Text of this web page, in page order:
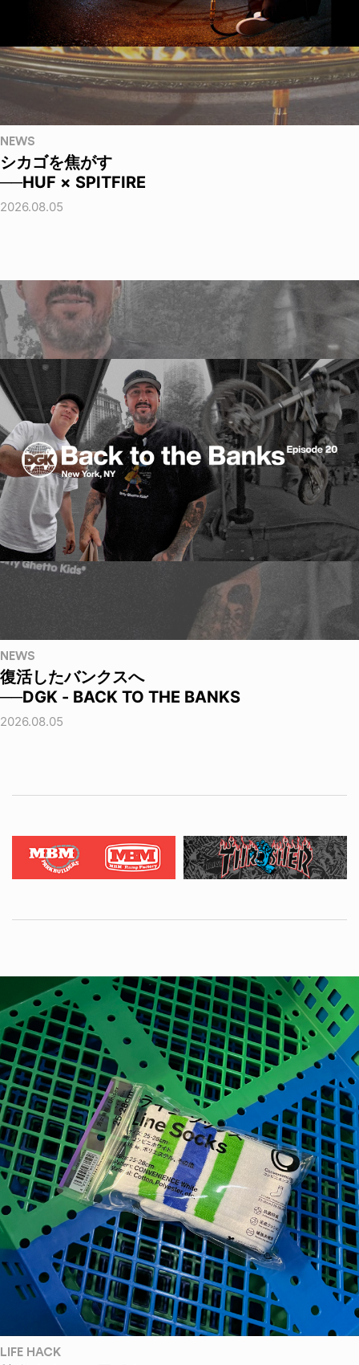
NEWS
シカゴを焦がす
──HUF × SPITFIRE
2026.08.05
NEWS
復活したバンクスへ
──DGK - BACK TO THE BANKS
2026.08.05
LIFE HACK